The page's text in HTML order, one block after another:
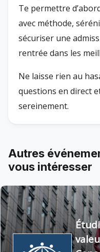
Te permettre
avec méthode,
sécuriser une
rentrée dans les
Ne laisse rien au
questions en direct
sereinement.
Autres
vous intéresser